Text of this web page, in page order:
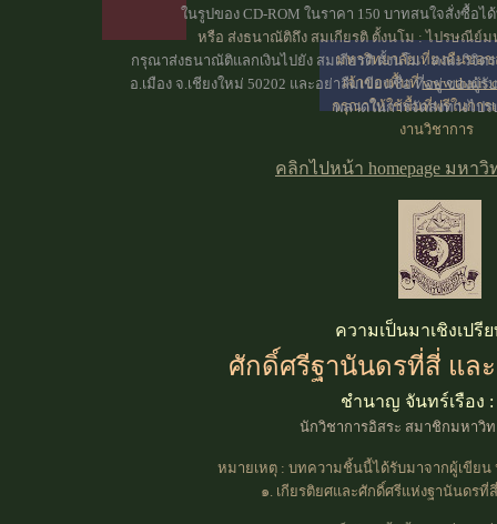
คลิกไปหน้า homepage มหา
ความเป็นมาเชิงเปรี
ศักดิ์ศรีฐานันดรที่สี่ แล
ชำนาญ จันทร์เรือง :
นักวิชาการอิสระ สมาชิกมหาวิ
หมายเหตุ : บทความชิ้นนี้ได้รับมาจากผู้เขีย
๑. เกียรติยศและศักดิ์ศรีแห่งฐานันดรที่สี่
มหาวิทยาลัยเที่ยงคืนขอ
เจ้าของพื้นที่
กรุณาให้ใช้พื้นที่ฟรีในการ
งานวิชาการ
ในรูปของ CD-ROM ในราคา 150 บาทสนใจสั่งซื้อไ
หรือ ส่งธนาณัติถึง สมเกียรติ ตั้งนโม : ไปรษณีย์ม
กรุณาส่งธนาณัติแลกเงินไปยัง สมเกียรติ ตั้งนโม : คณะวิจิต
อ.เมือง จ.เชียงใหม่ 50202 และอย่าลืมเขียนชื่อ ที่อยู่ ของผู้
พลาดในการจัดส่งทางไป